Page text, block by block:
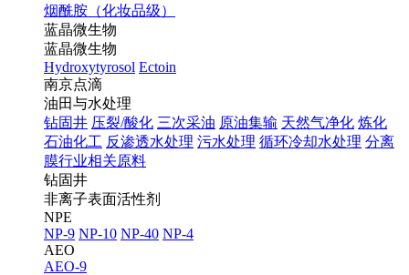
烟酰胺（化妆品级）
蓝晶微生物
蓝晶微生物
Hydroxytyrosol Ectoin
南京点滴
油田与水处理
钻固井 压裂/酸化 三次采油 原油集输 天然气净化 炼化
石油化工 反渗透水处理 污水处理 循环冷却水处理 分离
膜行业相关原料
钻固井
非离子表面活性剂
NPE
NP-9 NP-10 NP-40 NP-4
AEO
AEO-9